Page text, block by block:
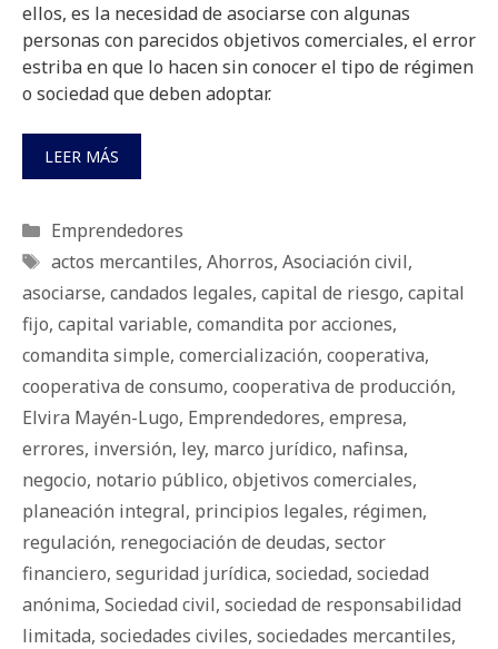
ellos, es la necesidad de asociarse con algunas
personas con parecidos objetivos comerciales, el error
estriba en que lo hacen sin conocer el tipo de régimen
o sociedad que deben adoptar.
LEER MÁS
Categorías
Emprendedores
Etiquetas
actos mercantiles, Ahorros, Asociación civil,
asociarse, candados legales, capital de riesgo, capital
fijo, capital variable, comandita por acciones,
comandita simple, comercialización, cooperativa,
cooperativa de consumo, cooperativa de producción,
Elvira Mayén-Lugo, Emprendedores, empresa,
errores, inversión, ley, marco jurídico, nafinsa,
negocio, notario público, objetivos comerciales,
planeación integral, principios legales, régimen,
regulación, renegociación de deudas, sector
financiero, seguridad jurídica, sociedad, sociedad
anónima, Sociedad civil, sociedad de responsabilidad
limitada, sociedades civiles, sociedades mercantiles,